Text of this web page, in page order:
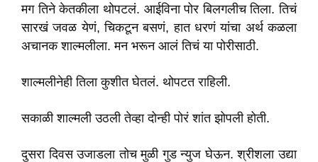
मग तिने केतकीला थोपटलं. आईविना पोर बिलगलीच तिला. तिचं
सारखं जवळ येणं, चिकटून बसणं, हात धरणं यांचा अर्थ कळला
अचानक शाल्मलीला. मन भरून आलं तिचं या पोरीसाठी.
शाल्मलीनेही तिला कुशीत घेतलं. थोपटत राहिली.
सकाळी शाल्मली उठली तेव्हा दोन्ही पोरं शांत झोपली होती.
दुसरा दिवस उजाडला तोच मुळी गुड न्युज घेऊन. श्रीशला उद्या